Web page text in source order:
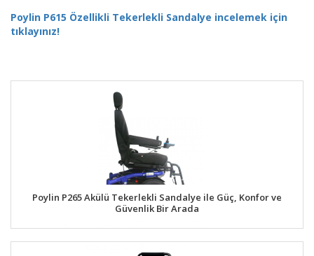
Poylin P615 Özellikli Tekerlekli Sandalye incelemek için
tıklayınız!
Poylin P265 Akülü Tekerlekli Sandalye ile Güç, Konfor ve
Güvenlik Bir Arada